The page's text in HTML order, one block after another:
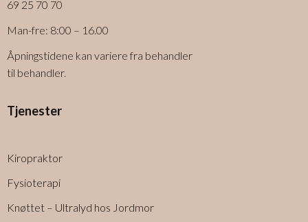
69 25 70 70
Man-fre: 8:00 – 16.00
Åpningstidene kan variere fra behandler
til behandler.
Tjenester
Kiropraktor
Fysioterapi
Knøttet – Ultralyd hos Jordmor